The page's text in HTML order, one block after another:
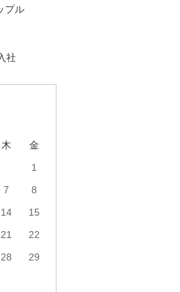
プル
MOGESHIN10012Shinnosuke
社
木
金
1
7
8
14
15
21
22
28
29